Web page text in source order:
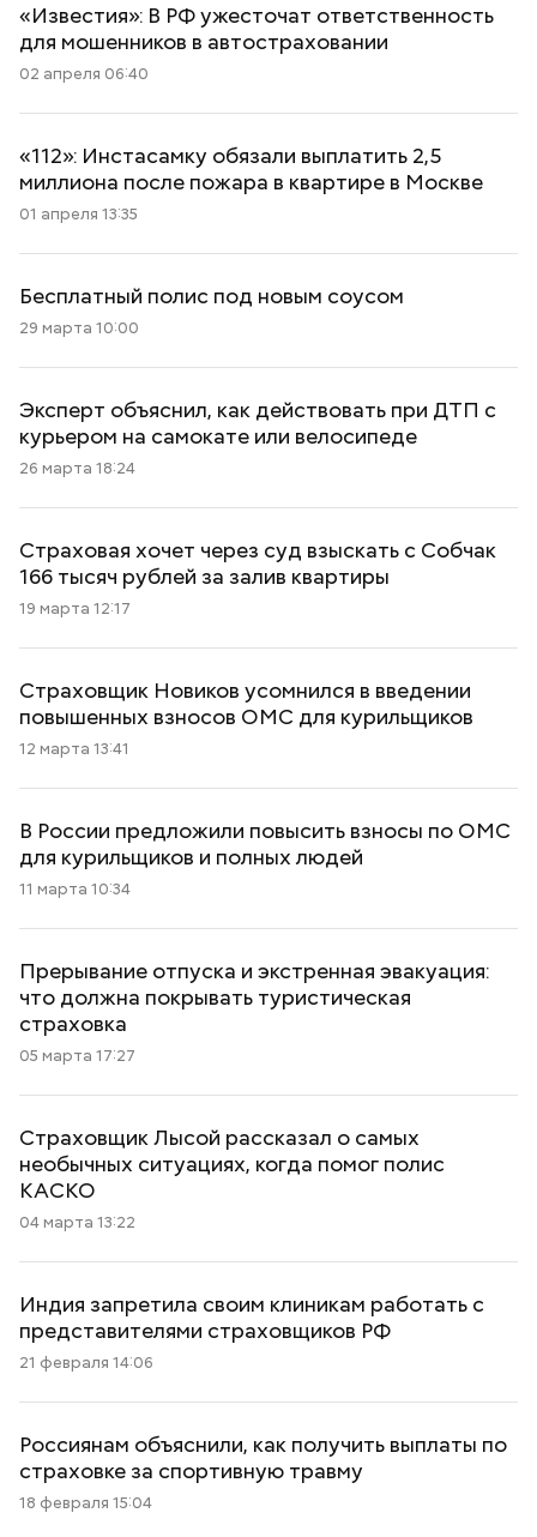
«Известия»: В РФ ужесточат ответственность
для мошенников в автостраховании
02 апреля 06:40
«112»: Инстасамку обязали выплатить 2,5
миллиона после пожара в квартире в Москве
01 апреля 13:35
Бесплатный полис под новым соусом
29 марта 10:00
Эксперт объяснил, как действовать при ДТП с
курьером на самокате или велосипеде
26 марта 18:24
Страховая хочет через суд взыскать с Собчак
166 тысяч рублей за залив квартиры
19 марта 12:17
Страховщик Новиков усомнился в введении
повышенных взносов ОМС для курильщиков
12 марта 13:41
В России предложили повысить взносы по ОМС
для курильщиков и полных людей
11 марта 10:34
Прерывание отпуска и экстренная эвакуация:
что должна покрывать туристическая
страховка
05 марта 17:27
Страховщик Лысой рассказал о самых
необычных ситуациях, когда помог полис
КАСКО
04 марта 13:22
Индия запретила своим клиникам работать с
представителями страховщиков РФ
21 февраля 14:06
Россиянам объяснили, как получить выплаты по
страховке за спортивную травму
18 февраля 15:04